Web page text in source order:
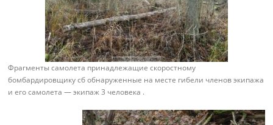
Фрагменты самолета принадлежащие скоростному
бомбардировщику сб обнаруженные на месте гибели членов экипажа
и его самолета — экипаж 3 человека .